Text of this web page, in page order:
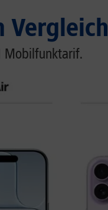
Vergleich
Mobilfunktarif.